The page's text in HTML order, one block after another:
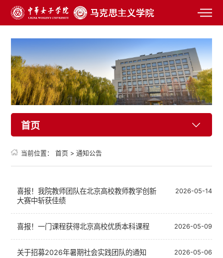
首页
当前位置：首页 >通知公告
喜报！我院教师团队在北京高校教师教学创新
大赛中斩获佳绩
2026-05-14
喜报！一门课程获得北京高校优质本科课程 2026-05-09
关于招募2026年暑期社会实践团队的通知 2026-05-06